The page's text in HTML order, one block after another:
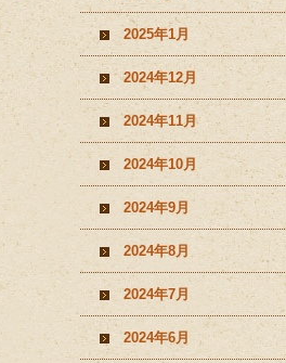
2025年1月
2024年12月
2024年11月
2024年10月
2024年9月
2024年8月
2024年7月
2024年6月